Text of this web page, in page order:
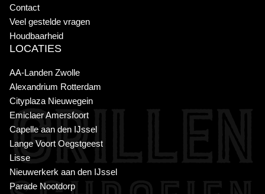
Contact
Veel gestelde vragen
Houdbaarheid
LOCATIES
AA-Landen Zwolle
Alexandrium Rotterdam
Cityplaza Nieuwegein
Emiclaer Amersfoort
Capelle aan den IJssel
Lange Voort Oegstgeest
Lisse
Nieuwerkerk aan den IJssel
Parade Nootdorp